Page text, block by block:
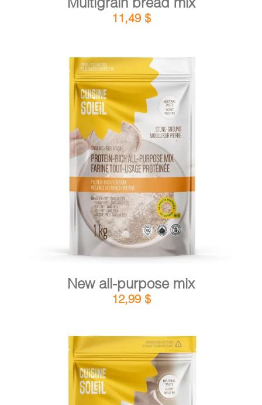
11,49 $
ADD TO CART / DETAILS
New all-purpose mix
12,99 $